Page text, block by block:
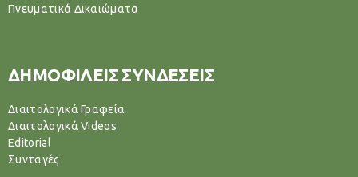
Πνευματικά Δικαιώματα
ΔΗΜΟΦΙΛΕΙΣ ΣΥΝΔΕΣΕΙΣ
Διαιτολογικά Γραφεία
Διαιτολογικά Videos
Editorial
Συνταγές